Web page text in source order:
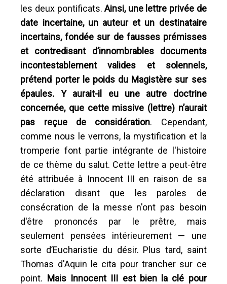
les deux pontificats.Ainsi, une lettre privée de
date incertaine, un auteur et un destinataire
incertains, fondée sur de fausses prémisses
et contredisant d’innombrables documents
incontestablement valides et solennels,
prétend porter le poids du Magistère sur ses
épaules. Y aurait-il eu une autre doctrine
concernée, que cette missive (lettre) n’aurait
pas reçue de considération. Cependant,
comme nous le verrons, la mystification et la
tromperie font partie intégrante de l'histoire
de ce thème du salut. Cette lettre a peut-être
été attribuée à Innocent III en raison de sa
déclaration disant que les paroles de
consécration de la messe n'ont pas besoin
d'être prononcés par le prêtre, mais
seulement pensées intérieurement — une
sorte d’Eucharistie du désir. Plus tard, saint
Thomas d'Aquin le cita pour trancher sur ce
point.
Mais Innocent III est bien la clé pour